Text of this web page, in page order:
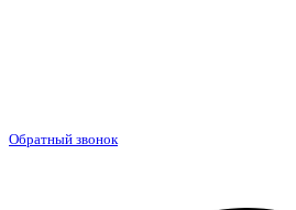
Обратный звонок